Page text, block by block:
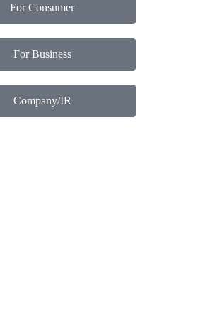
For Consumer
For Business
Company/IR